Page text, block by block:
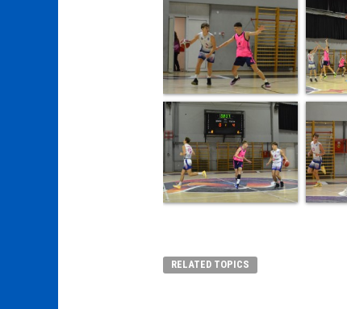
RELATED TOPICS